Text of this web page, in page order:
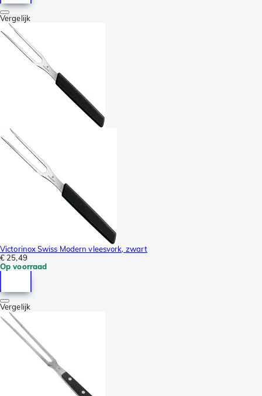
Vergelijk
Victorinox Swiss Modern vleesvork, zwart
€ 25,49
Op voorraad
Vergelijk